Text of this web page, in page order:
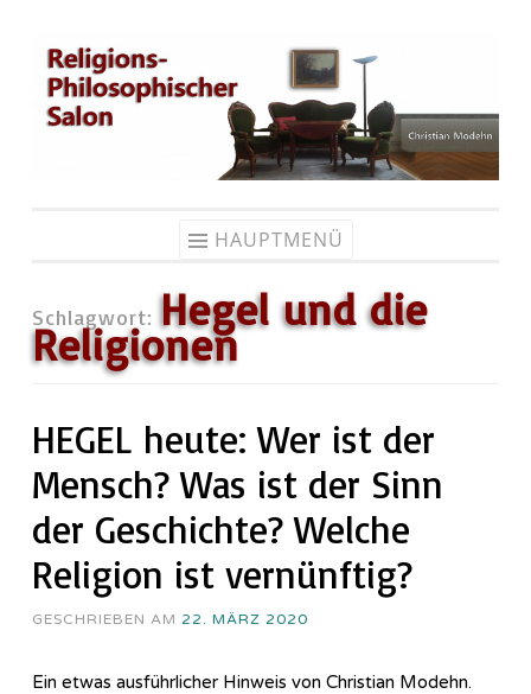
Zum
Inhalt
springen
HAUPTMENÜ
Schlagwort: Hegel und die
Religionen
HEGEL heute: Wer ist der
Mensch? Was ist der Sinn
der Geschichte? Welche
Religion ist vernünftig?
GESCHRIEBEN AM 22. MÄRZ 2020
Ein etwas ausführlicher Hinweis von Christian Modehn.